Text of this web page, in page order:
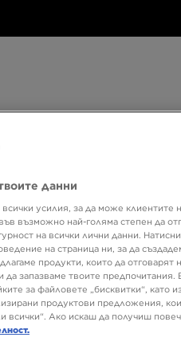
данни
всички усилия, за да може клиентите
възможно най-голяма степен да
на всички лични данни.
на страница ни, за да
продукти, които да
да запазваме твоите
за файловете „бисквитки“,
продуктови предложения,
всички“. Ако искаш да получиш